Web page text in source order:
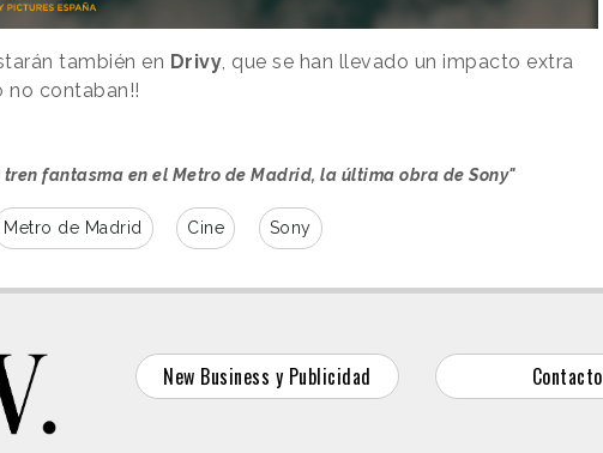
también en Drivy, que se han llevado un impacto extra
no contaban!!
tren fantasma en el Metro de Madrid, la última obra de Sony"
Metro de Madrid Cine Sony
New Business y Publicidad Contacto